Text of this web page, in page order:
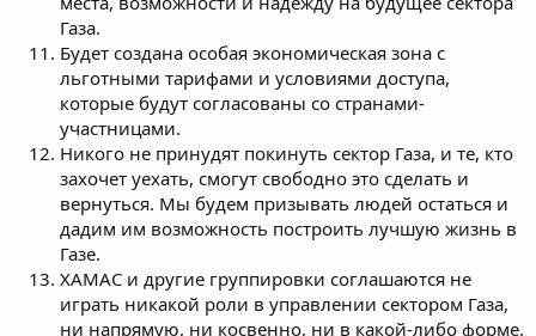
Газа.
Будет создана особая экономическая зона с
льготными тарифами и условиями доступа,
которые будут согласованы со странами-
участницами.
Никого не принудят покинуть сектор Газа, и те, кто
захочет уехать, смогут свободно это сделать и
вернуться. Мы будем призывать людей остаться и
дадим им возможность построить лучшую жизнь в
Газе.
ХАМАС и другие группировки соглашаются не
играть никакой роли в управлении сектором Газа,
ни напрямую, ни косвенно, ни в какой-либо форме.